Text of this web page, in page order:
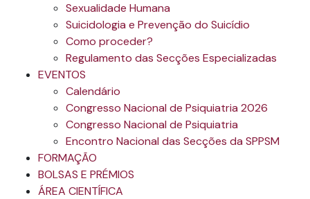
Sexualidade Humana
Suicidologia e Prevenção do Suicídio
Como proceder?
Regulamento das Secções Especializadas
EVENTOS
Calendário
Congresso Nacional de Psiquiatria 2026
Congresso Nacional de Psiquiatria
Encontro Nacional das Secções da SPPSM
FORMAÇÃO
BOLSAS E PRÉMIOS
ÁREA CIENTÍFICA